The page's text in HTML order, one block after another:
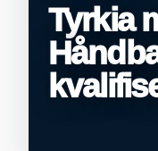
Tyrkia